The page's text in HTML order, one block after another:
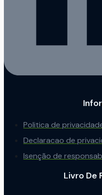
Politica de
Declaracao de
Isenção de
Livro De